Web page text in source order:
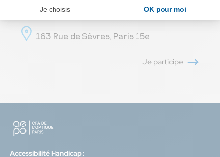
Licence Professionnelle des Métiers de
l’Optique
Lundi 31 Août 2026 - 10h00 à 15h00
163 Rue de Sèvres, Paris 15e
Je participe
Accessibilité Handicap :